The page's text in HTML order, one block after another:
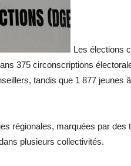
Les élections
375 circonscriptions
tandis que 1 877 jeunes
régionales, marquées par des
plusieurs collectivités.